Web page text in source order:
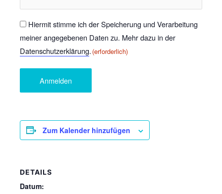
Einwilligung
(erforderlich)
Hiermit stimme ich der Speicherung und Verarbeitung
meiner angegebenen Daten zu. Mehr dazu in der
Datenschutzerklärung. (erforderlich)
Zum Kalender hinzufügen
DETAILS
Datum: